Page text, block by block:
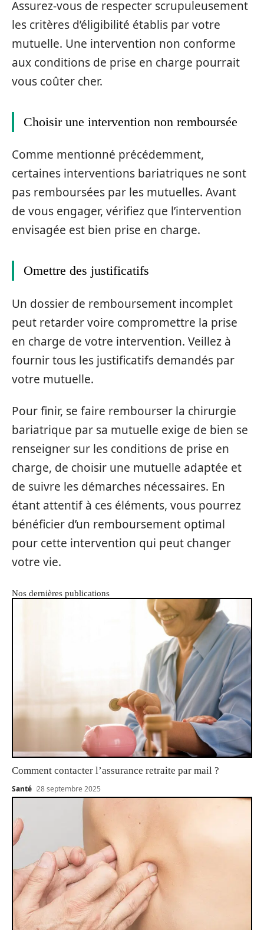
Assurez-vous de respecter scrupuleusement
les critères d’éligibilité établis par votre
mutuelle. Une intervention non conforme
aux conditions de prise en charge pourrait
vous coûter cher.
Choisir une intervention non remboursée
Comme mentionné précédemment,
certaines interventions bariatriques ne sont
pas remboursées par les mutuelles. Avant
de vous engager, vérifiez que l’intervention
envisagée est bien prise en charge.
Omettre des justificatifs
Un dossier de remboursement incomplet
peut retarder voire compromettre la prise
en charge de votre intervention. Veillez à
fournir tous les justificatifs demandés par
votre mutuelle.
Pour finir, se faire rembourser la chirurgie
bariatrique par sa mutuelle exige de bien se
renseigner sur les conditions de prise en
charge, de choisir une mutuelle adaptée et
de suivre les démarches nécessaires. En
étant attentif à ces éléments, vous pourrez
bénéficier d’un remboursement optimal
pour cette intervention qui peut changer
votre vie.
Nos dernières publications
Comment contacter l’assurance retraite par mail ?
Santé 28 septembre 2025